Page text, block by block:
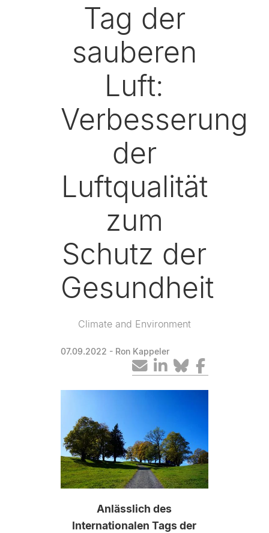
Tag der
sauberen
Luft:
Verbesserung
der
Luftqualität
zum
Schutz der
Gesundheit
Climate and Environment
07.09.2022 - Ron Kappeler
Anlässlich des
Internationalen Tags der